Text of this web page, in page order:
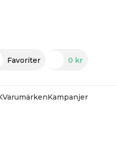
Favoriter 0 kr
VarumärkenKampanjer